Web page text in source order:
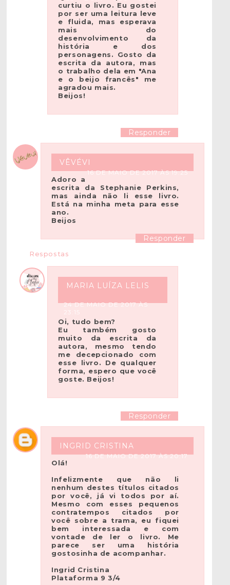
curtiu o livro. Eu gostei
por ser uma leitura leve
e fluida, mas esperava
mais do
desenvolvimento da
história e dos
personagens. Gosto da
escrita da autora, mas
o trabalho dela em "Ana
e o beijo francês" me
agradou mais.
Beijos!
Responder
VÊVÉVI
16 DE MAIO DE 2017 ÀS 19:25
Adoro a
escrita da Stephanie Perkins,
mas ainda não li esse livro.
Está na minha meta para esse
ano.
Beijos
Responder
Respostas
MARIA LUÍZA LELIS
24 DE MAIO DE 2017 ÀS
23:15
Oi, tudo bem?
Eu também gosto
muito da escrita da
autora, mesmo tendo
me decepcionado com
esse livro. De qualquer
forma, espero que você
goste. Beijos!
Responder
INGRID CRISTINA
16 DE MAIO DE 2017 ÀS 20:17
Olá!
Infelizmente que não li
nenhum destes títulos citados
por você, já vi todos por aí.
Mesmo com esses pequenos
contratempos citados por
você sobre a trama, eu fiquei
bem interessada e com
vontade de ler o livro. Me
parece ser uma história
gostosinha de acompanhar.
Ingrid Cristina
Plataforma 9 3/4